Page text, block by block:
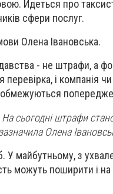
Йдеться про
сфери послуг.
Олена Івановська.
- не штрафи, а
і компанія
На сьогодні штрафи
Олена
У майбутньому, з
можуть поширити і на